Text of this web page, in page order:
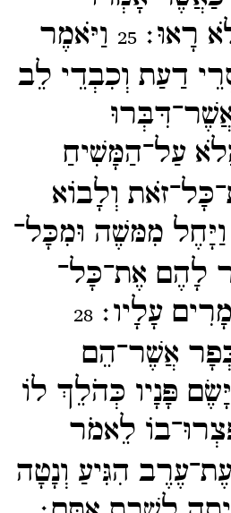
רָאוּ׃25 וַיֹּאמֶר
דַעַת וְכִבְדֵי לֵב
עַל־​הַמָּשִׁיחַ
וְלָבוֹא
וַיָּחֶל מִמּשֶׁה וּמִכָּל־​
לָהֶם אֶת־​כָּל־​
עָלָיו׃28
אֲשֶׁר־​הֵם
פָּנָיו כְּהֹלֵךְ לוֹ
לֵאמֹר
הִגִּיעַ וְנָטָה